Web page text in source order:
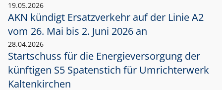
19.05.2026
AKN kündigt Ersatzverkehr auf der Linie A2
vom 26. Mai bis 2. Juni 2026 an
28.04.2026
Startschuss für die Energieversorgung der
künftigen S5 Spatenstich für Umrichterwerk
Kaltenkirchen